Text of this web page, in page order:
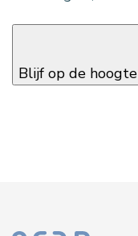
Blijf op de hoogte